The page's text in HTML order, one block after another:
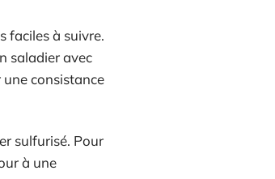
faciles à suivre.
saladier avec
consistance
sulfurisé. Pour
à une